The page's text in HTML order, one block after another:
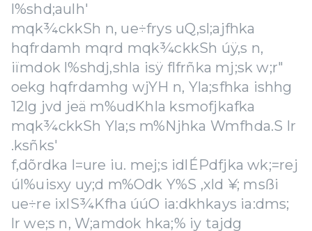
l%shd;aulh'
mqk¾ckkSh n, ue÷frys uQ,sl;ajfhka
hqfrdamh mqrd mqk¾ckkSh úÿ,s n,
iïmdok l%shdj,shla isÿ flfrñka mj;sk w;r"
oekg hqfrdamhg wjYH n, Yla;sfhka ishhg
12lg jvd jeä m%udKhla ksmofjkafka
mqk¾ckkSh Yla;s m%Njhka Wmfhda.S lr
.ksñks'
f,dõrdka l=ure iu. mej;s idlÉPdfjka wk;=rej
úl%uisxy uy;d m%Odk Y%S ,xld ¥; msßi
ue÷re ixlS¾Kfha úúO ia:dkhkays ia:dms;
lr we;s n, W;amdok hka;% iy tajdg